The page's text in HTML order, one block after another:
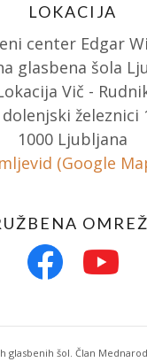
LOKACIJA
center Edgar
glasbena šola
Vič -
železnici
1000 Ljubljana
(Google
glasbenih šol. Član